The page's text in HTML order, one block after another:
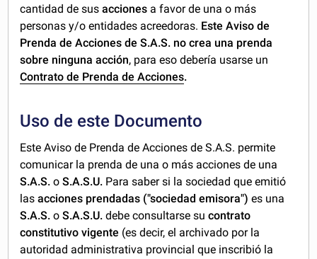
cantidad de sus acciones a favor de una o más
personas y/o entidades acreedoras. Este Aviso de
Prenda de Acciones de S.A.S. no crea una prenda
sobre ninguna acción, para eso debería usarse un
Contrato de Prenda de Acciones.
Uso de este Documento
Este Aviso de Prenda de Acciones de S.A.S. permite
comunicar la prenda de una o más acciones de una
S.A.S. o S.A.S.U. Para saber si la sociedad que emitió
lasacciones prendadas ("sociedad emisora") es una
S.A.S. oS.A.S.U. debe consultarse sucontrato
constitutivo vigente (es decir, el archivado por la
autoridad administrativa provincial que inscribió la